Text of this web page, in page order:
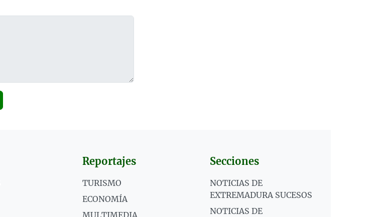
Reportajes
TURISMO
ECONOMÍA
Secciones
NOTICIAS DE
EXTREMADURA SUCESOS
NOTICIAS DE